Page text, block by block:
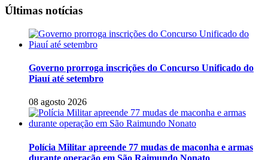
Últimas notícias
Governo prorroga inscrições do Concurso Unificado do
Piauí até setembro
08 agosto 2026
Polícia Militar apreende 77 mudas de maconha e armas
durante operação em São Raimundo Nonato